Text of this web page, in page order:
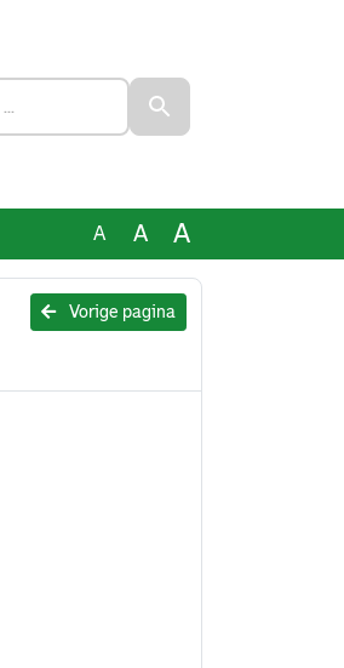
A A A
Vorige pagina